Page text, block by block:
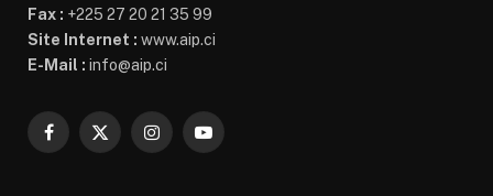
Fax : +225 27 20 21 35 99
Site Internet : www.aip.ci
E-Mail : info@aip.ci
Facebook
X
InstagramYouTube